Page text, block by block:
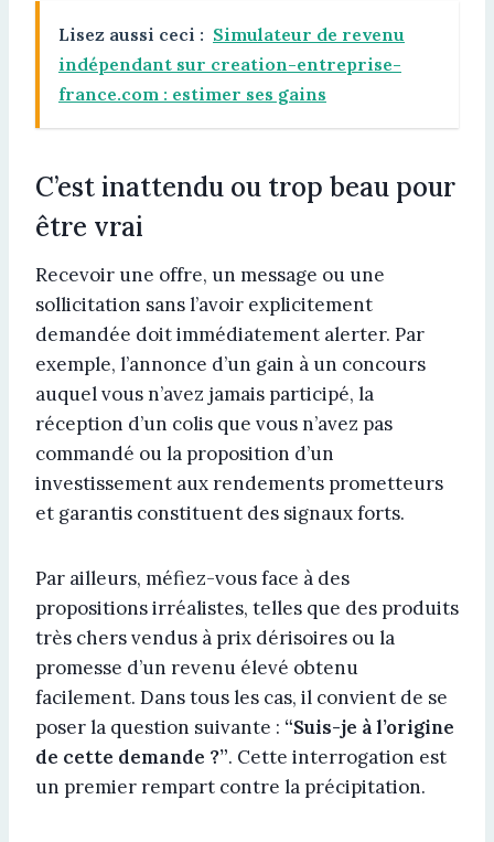
Lisez aussi ceci : Simulateur de revenu
indépendant sur creation-entreprise-
france.com : estimer ses gains
C’est inattendu ou trop beau pour
être vrai
Recevoir une offre, un message ou une
sollicitation sans l’avoir explicitement
demandée doit immédiatement alerter. Par
exemple, l’annonce d’un gain à un concours
auquel vous n’avez jamais participé, la
réception d’un colis que vous n’avez pas
commandé ou la proposition d’un
investissement aux rendements prometteurs
et garantis constituent des signaux forts.
Par ailleurs, méfiez-vous face à des
propositions irréalistes, telles que des produits
très chers vendus à prix dérisoires ou la
promesse d’un revenu élevé obtenu
facilement. Dans tous les cas, il convient de se
poser la question suivante : “Suis-je à l’origine
de cette demande ?”. Cette interrogation est
un premier rempart contre la précipitation.